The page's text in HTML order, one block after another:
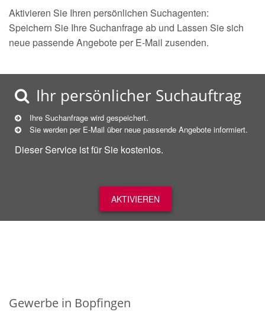
Aktivieren Sie Ihren persönlichen Suchagenten:
Speichern Sie Ihre Suchanfrage ab und Lassen Sie sich
neue passende Angebote per E-Mail zusenden.
Ihr persönlicher Suchauftrag
Ihre Suchanfrage wird gespeichert.
Sie werden per E-Mail über neue passende Angebote informiert.
Dieser Service ist für Sie kostenlos.
AKTIVIEREN
Gewerbe in Bopfingen